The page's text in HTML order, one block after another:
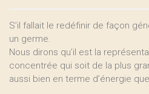
S’il fallait le redéfinir de façon
un germe.
Nous dirons qu’il est la
concentrée qui soit de la plus
aussi bien en terme d’énergie